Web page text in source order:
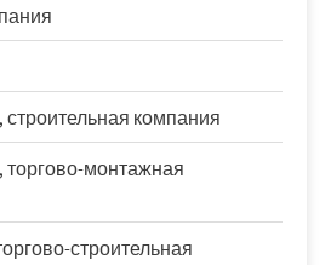
строительная компания
торгово-монтажная
строительная